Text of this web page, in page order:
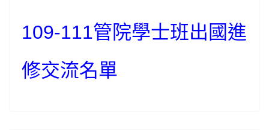
109-111管院學士班出國進
修交流名單